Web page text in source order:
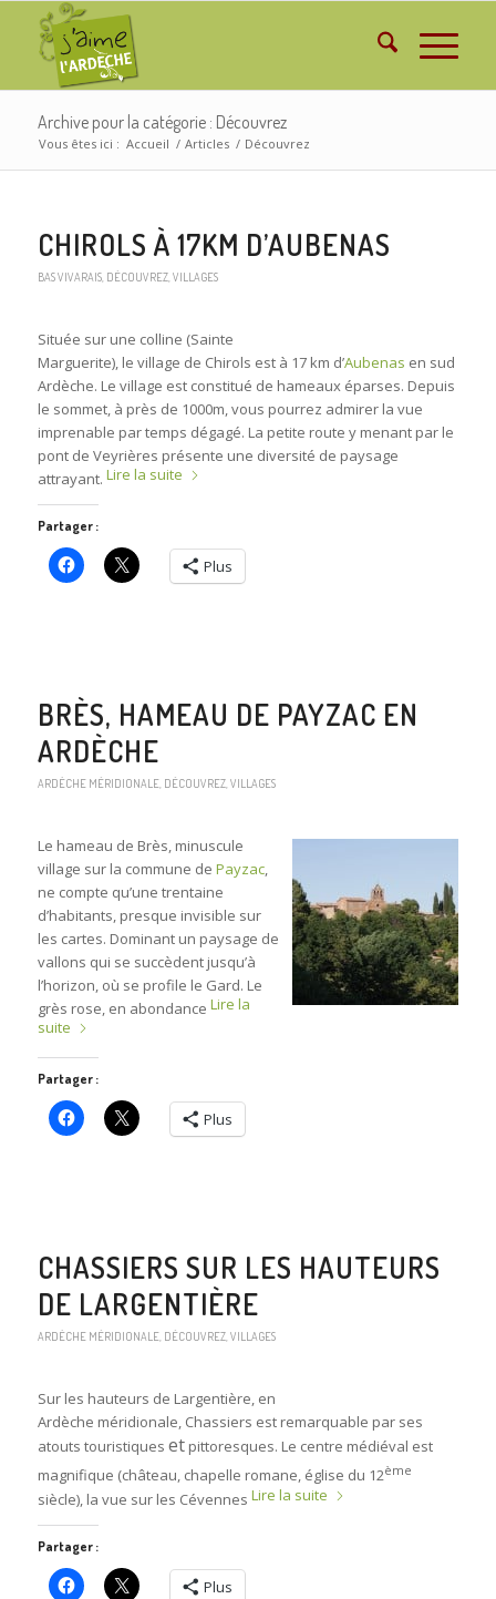
Archive pour la catégorie : Découvrez
Vous êtes ici : Accueil / Articles / Découvrez
CHIROLS À 17KM D’AUBENAS
BAS VIVARAIS, DÉCOUVREZ, VILLAGES
Située sur une colline (Sainte
Marguerite), le village de Chirols est à 17 km d’Aubenas en sud
Ardèche. Le village est constitué de hameaux éparses. Depuis
le sommet, à près de 1000m,vous pourrez admirer la vue
imprenable par temps dégagé. La petite route y menant par le
pont de Veyrières présente une diversité de paysage
attrayant. Lire la suite
Partager :
Plus
BRÈS, HAMEAU DE PAYZAC EN
ARDÈCHE
ARDÈCHE MÉRIDIONALE, DÉCOUVREZ, VILLAGES
Le hameau de Brès, minuscule
village sur la commune de Payzac,
ne compte qu’une trentaine
d’habitants, presque invisible sur
les cartes. Dominant un paysage de
vallons qui se succèdent jusqu’à
l’horizon, où se profile le Gard. Le
grès rose, en abondance Lire la
suite
Partager :
Plus
CHASSIERS SUR LES HAUTEURS
DE LARGENTIÈRE
ARDÈCHE MÉRIDIONALE, DÉCOUVREZ, VILLAGES
Sur les hauteurs de Largentière, en
Ardèche méridionale, Chassiers est remarquable par ses
atouts touristiques etpittoresques. Le centre médiéval est
magnifique (château, chapelle romane, église du 12ème
siècle), la vue sur les Cévennes Lire la suite
Partager :
Plus